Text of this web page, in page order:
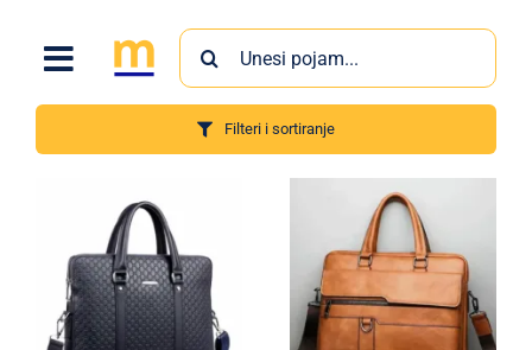
content
Search
for:
Filteri i sortiranje
Proizvodi